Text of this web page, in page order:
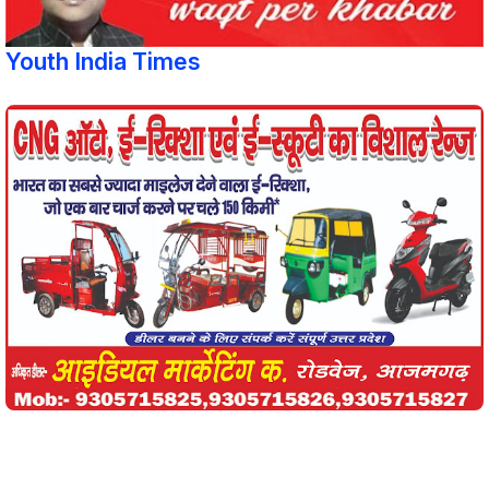
Youth India Times